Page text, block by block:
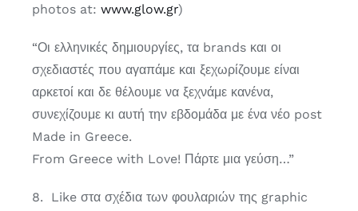
photos at: www.glow.gr)
“Οι ελληνικές δημιουργίες, τα brands και οι
σχεδιαστές που αγαπάμε και ξεχωρίζουμε είναι
αρκετοί και δε θέλουμε να ξεχνάμε κανένα,
συνεχίζουμε κι αυτή την εβδομάδα με ένα νέο post
Made in Greece.
From Greece with Love! Πάρτε μια γεύση…”
8. Like στα σχέδια των φουλαριών της graphic